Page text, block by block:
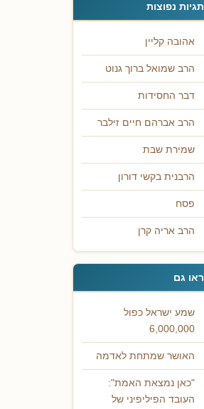
תגיות נפוצות
אהובה קליין
הרב שמואל ברוך גנוט
דבר החסידות
הרב אברהם חיים זילבר
שמירת שבת
הרבנית בקשי דורון
פסח
הרב אריה קרן
ראו גם
שמע ישראל כפול
6,000,000
האושר שמתחת לאדמה
"כאן נמצאת האמת":
העובד הפיליפיני של